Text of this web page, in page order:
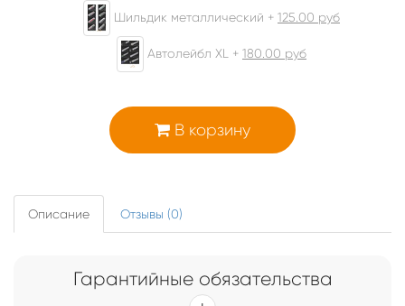
Шильдик металлический + 125.00 руб
Автолейбл XL + 180.00 руб
В корзину
Описание Отзывы (0)
Гарантийные обязательства